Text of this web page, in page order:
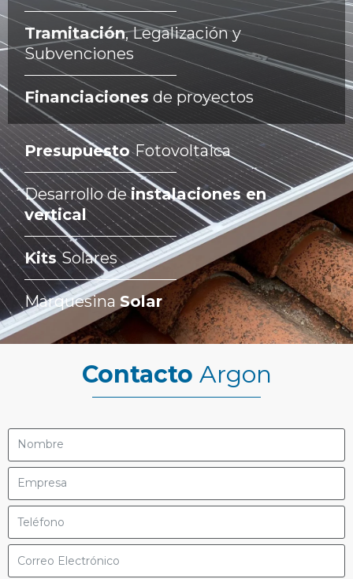
Tramitación, Legalización y
Subvenciones
Financiaciones de proyectos
PresupuestoFotovoltaica
Desarrollo deinstalaciones en
vertical
KitsSolares
Marquesina Solar
Contacto Argon